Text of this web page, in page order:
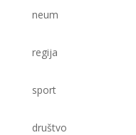
neum
regija
sport
društvo